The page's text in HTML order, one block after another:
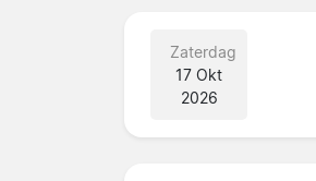
Zaterdag
17 Okt
2026